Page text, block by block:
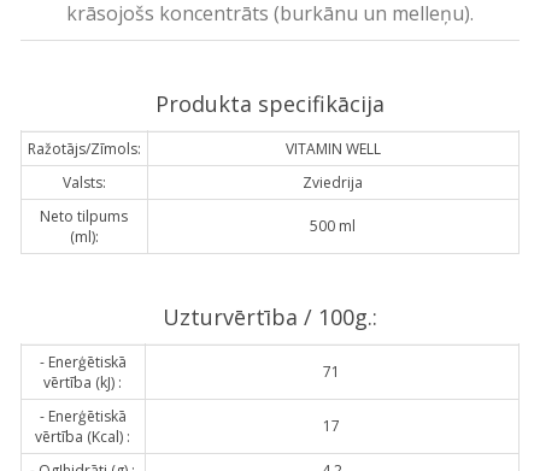
krāsojošs koncentrāts (burkānu un melleņu).
Produkta specifikācija
Ražotājs/Zīmols:
VITAMIN WELL
Valsts:
Zviedrija
Neto tilpums
(ml):
500 ml
Uzturvērtība / 100g.:
- Enerģētiskā
vērtība (kJ) :
71
- Enerģētiskā
vērtība (Kcal) :
17